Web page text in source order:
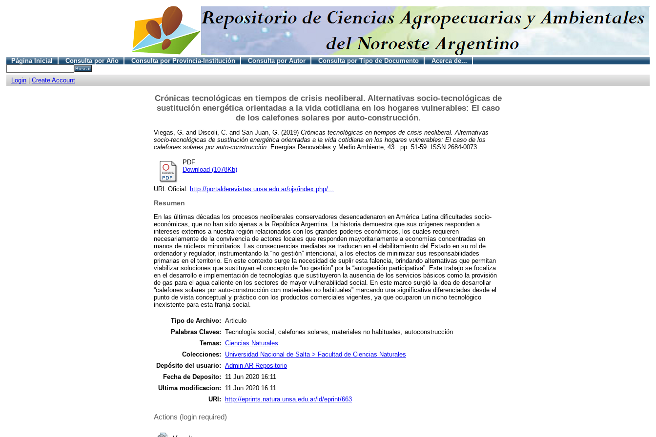
Página Inicial Consulta por Año Consulta por Provincia-Institución Consulta por Autor Consulta por Tipo de Documento Acerca de...
Login| Create Account
Crónicas tecnológicas en tiempos de crisis neoliberal. Alternativas socio-tecnológicas de
sustitución energética orientadas a la vida cotidiana en los hogares vulnerables: El caso
de los calefones solares por auto-construcción.
Viegas, G. and Discoli, C. and San Juan, G. (2019) Crónicas tecnológicas en tiempos de crisis neoliberal. Alternativas
socio-tecnológicas de sustitución energética orientadas a la vida cotidiana en los hogares vulnerables: El caso de los
calefones solares por auto-construcción. Energías Renovables y Medio Ambiente, 43 . pp. 51-59. ISSN 2684-0073
PDF
Download (1078Kb)
URL Oficial: http://portalderevistas.unsa.edu.ar/ojs/index.php/...
Resumen
En las últimas décadas los procesos neoliberales conservadores desencadenaron en América Latina dificultades socio-
económicas, que no han sido ajenas a la República Argentina. La historia demuestra que sus orígenes responden a
intereses externos a nuestra región relacionados con los grandes poderes económicos, los cuales requieren
necesariamente de la convivencia de actores locales que responden mayoritariamente a economías concentradas en
manos de núcleos minoritarios. Las consecuencias mediatas se traducen en el debilitamiento del Estado en su rol de
ordenador y regulador, instrumentando la “no gestión” intencional, a los efectos de minimizar sus responsabilidades
primarias en el territorio. En este contexto surge la necesidad de suplir esta falencia, brindando alternativas que permitan
viabilizar soluciones que sustituyan el concepto de “no gestión” por la “autogestión participativa”. Este trabajo se focaliza
en el desarrollo e implementación de tecnologías que sustituyeron la ausencia de los servicios básicos como la provisión
de gas para el agua caliente en los sectores de mayor vulnerabilidad social. En este marco surgió la idea de desarrollar
“calefones solares por auto-construcción con materiales no habituales” marcando una significativa diferenciadas desde el
punto de vista conceptual y práctico con los productos comerciales vigentes, ya que ocuparon un nicho tecnológico
inexistente para esta franja social.
Tipo de Archivo: Articulo
Palabras Claves: Tecnología social, calefones solares, materiales no habituales, autoconstrucción
Temas: Ciencias Naturales
Colecciones:
Universidad Nacional de Salta > Facultad de Ciencias Naturales
Depósito del usuario: Admin AR Repositorio
Fecha de Deposito:
11 Jun 2020 16:11
Ultima modificacion:
11 Jun 2020 16:11
URI: http://eprints.natura.unsa.edu.ar/id/eprint/663
Actions (login required)